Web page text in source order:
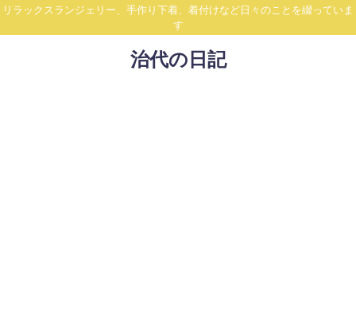
リラックスランジェリー、手作り下着、着付けなど日々のことを綴っていま
す
治代の日記